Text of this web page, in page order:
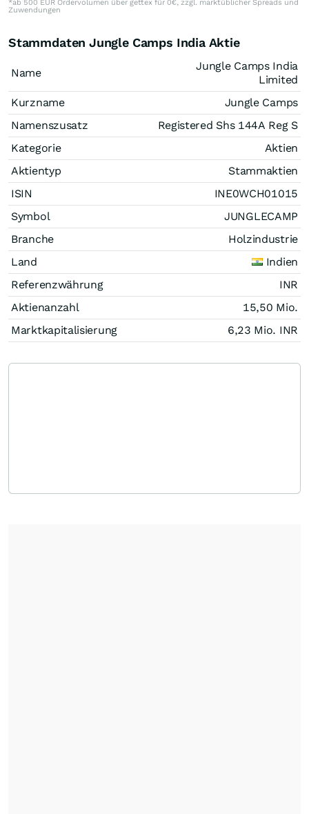
*ab 500 EUR Ordervolumen über gettex für 0€, zzgl. marktüblicher Spreads und
Zuwendungen
Stammdaten Jungle Camps India Aktie
Name
Jungle Camps India
Limited
Kurzname
Jungle Camps
Namenszusatz
Registered Shs 144A Reg S
Kategorie
Aktien
Aktientyp
Stammaktien
ISIN
INE0WCH01015
Symbol
JUNGLECAMP
Branche
Holzindustrie
Land
Indien
Referenzwährung
INR
Aktienanzahl
15,50 Mio.
Marktkapitalisierung
6,23 Mio. INR